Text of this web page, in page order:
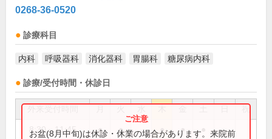
0268-36-0520
診療科目
内科 呼吸器科 消化器科 胃腸科 糖尿病内科
診療/受付時間・休診日
祝
8:30～11:45 ● ● ● ●
お盆(8月中旬)は休診・休業の場合があります。来院前